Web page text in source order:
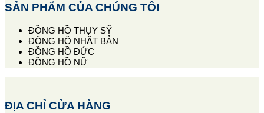
SẢN PHẨM CỦA CHÚNG TÔI
ĐỒNG HỒ THỤY SỸ
ĐỒNG HỒ NHẬT BẢN
ĐỒNG HỒ ĐỨC
ĐỒNG HỒ NỮ
ĐỊA CHỈ CỬA HÀNG